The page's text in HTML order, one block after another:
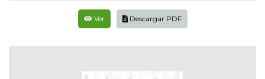
Ver Descargar PDF